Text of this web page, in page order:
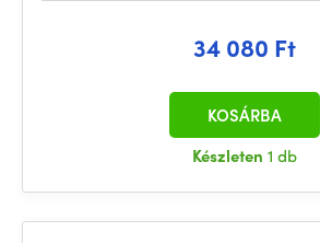
34 080 Ft
Készleten 1 db
KOSÁRBA